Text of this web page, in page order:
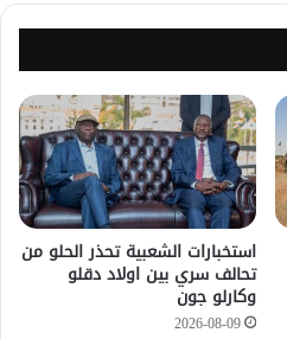
استخبارات الشعبية تحذر الحلو من
تحالف سري بين اولاد دقلو
وكارلو جون
2026-08-09